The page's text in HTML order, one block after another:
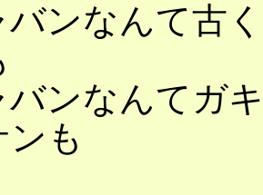
バンなんて古
バンなんてガ
も